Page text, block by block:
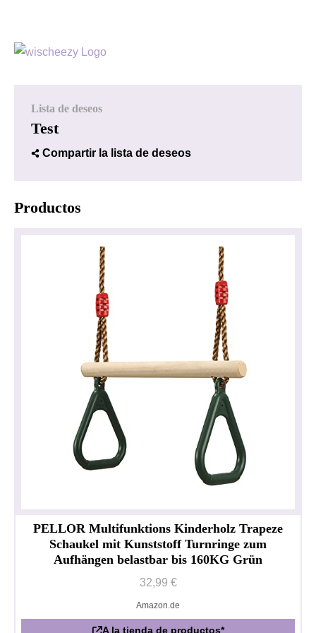
Lista de deseos
Test
Compartir la lista de deseos
Productos
PELLOR Multifunktions Kinderholz Trapeze
Schaukel mit Kunststoff Turnringe zum
Aufhängen belastbar bis 160KG Grün
32,99 €
Amazon.de
A la tienda de productos*
Política de privacidad